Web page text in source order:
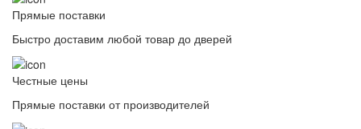
Прямые поставки
Быстро доставим любой товар до дверей
Честные цены
Прямые поставки от производителей